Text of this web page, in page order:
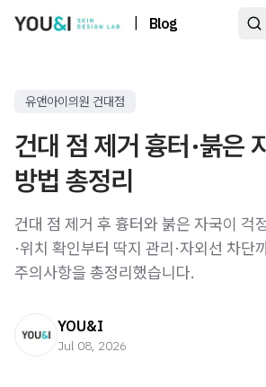
Blog
유앤아이의원 건대점
건대 점 제거 흉터·붉은
방법 총정리
건대 점 제거 후 흉터와 붉은 자국이 걱
·위치 확인부터 딱지 관리·자외선 차단
주의사항을 총정리했습니다.
YOU&I
Jul 08, 2026